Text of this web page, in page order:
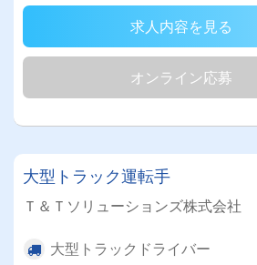
求人内容を見る
オンライン応募
大型トラック運転手
Ｔ＆Ｔソリューションズ株式会社
大型トラックドライバー